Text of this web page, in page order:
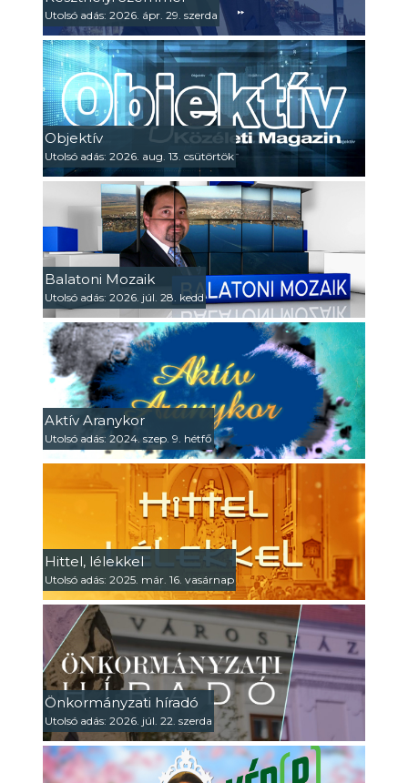
Utolsó adás: 2026. ápr. 29. szerda
Objektív
Utolsó adás: 2026. aug. 13. csütörtök
Balatoni Mozaik
Utolsó adás: 2026. júl. 28. kedd
Aktív Aranykor
Utolsó adás: 2024. szep. 9. hétfő
Hittel, lélekkel
Utolsó adás: 2025. már. 16. vasárnap
Önkormányzati híradó
Utolsó adás: 2026. júl. 22. szerda